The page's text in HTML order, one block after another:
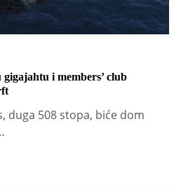
i members’ club
duga 508 stopa, biće dom